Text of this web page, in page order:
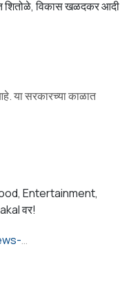
शितोळे, विकास खळदकर आदी
या सरकारच्या काळात
Entertainment,
वर!
https://www.esakal.com/pune/todays-latest-district-marathi-news-pne23h27452-txt-pd-today-20230119100150